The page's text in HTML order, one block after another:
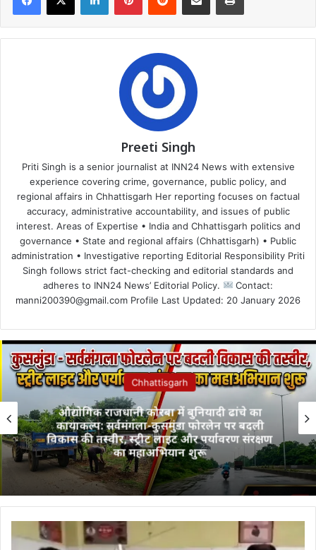
Preeti Singh
Priti Singh is a senior journalist at INN24 News with extensive
experience covering crime, governance, public policy, and
regional affairs in Chhattisgarh Her reporting focuses on factual
accuracy, administrative accountability, and issues of public
interest. Areas of Expertise • India and Chhattisgarh politics and
governance • State and regional affairs (Chhattisgarh) • Public
administration • Investigative reporting Editorial Responsibility Priti
Singh follows strict fact-checking and editorial standards and
adheres to INN24 News’ Editorial Policy.
Contact:
manni200390@gmail.com Profile Last Updated: 20 January 2026
Chhattisgarh
औद्योगिक राजधानी कोरबा में बुनियादी ढांचे का
कायाकल्प: सर्वमंगला-कुसमुंडा फोरलेन पर बदली
विकास की तस्वीर, स्ट्रीट लाइट और पर्यावरण संरक्षण
का महाअभियान शुरू